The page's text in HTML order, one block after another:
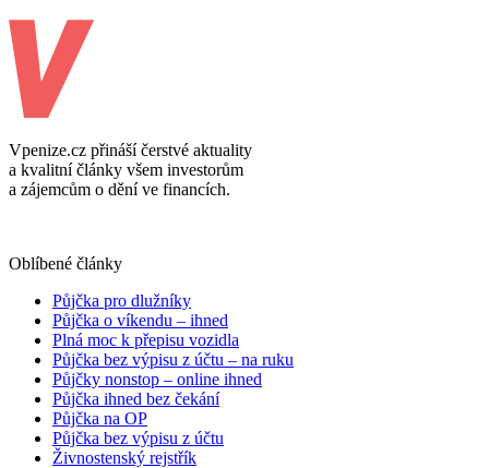
Vpenize.cz přináší čerstvé aktuality
a kvalitní články všem investorům
a zájemcům o dění ve financích.
Oblíbené články
Půjčka pro dlužníky
Půjčka o víkendu – ihned
Plná moc k přepisu vozidla
Půjčka bez výpisu z účtu – na ruku
Půjčky nonstop – online ihned
Půjčka ihned bez čekání
Půjčka na OP
Půjčka bez výpisu z účtu
Živnostenský rejstřík